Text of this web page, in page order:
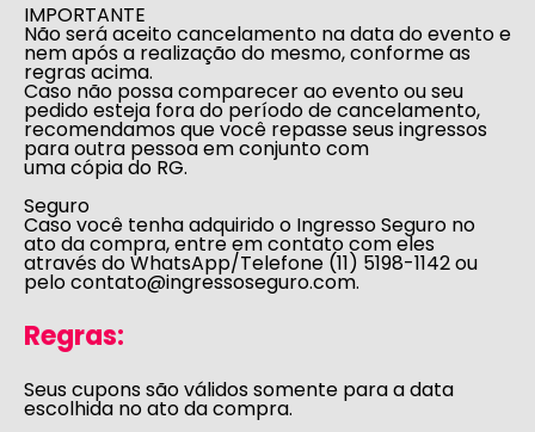
IMPORTANTE
Não será aceito cancelamento na data do evento e
nem após a realização do mesmo, conforme as
regras acima.
Caso não possa comparecer ao evento ou seu
pedido esteja fora do período de cancelamento,
recomendamos que você repasse seus ingressos
para outra pessoa em conjunto com
uma cópia do RG.
Seguro
Caso você tenha adquirido o Ingresso Seguro no
ato da compra, entre em contato com eles
através do WhatsApp/Telefone (11) 5198-1142 ou
pelocontato@ingressoseguro.com.
Regras:
Seus cupons são válidos somente para a data
escolhida no ato da compra.